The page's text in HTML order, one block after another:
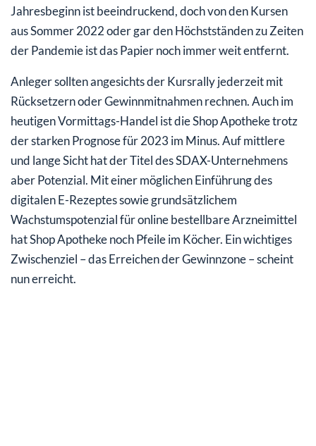
Jahresbeginn ist beeindruckend, doch von den Kursen
aus Sommer 2022 oder gar den Höchstständen zu Zeiten
der Pandemie ist das Papier noch immer weit entfernt.
Anleger sollten angesichts der Kursrally jederzeit mit
Rücksetzern oder Gewinnmitnahmen rechnen. Auch im
heutigen Vormittags-Handel ist die Shop Apotheke trotz
der starken Prognose für 2023 im Minus. Auf mittlere
und lange Sicht hat der Titel des SDAX-Unternehmens
aber Potenzial. Mit einer möglichen Einführung des
digitalen E-Rezeptes sowie grundsätzlichem
Wachstumspotenzial für online bestellbare Arzneimittel
hat Shop Apotheke noch Pfeile im Köcher. Ein wichtiges
Zwischenziel – das Erreichen der Gewinnzone – scheint
nun erreicht.